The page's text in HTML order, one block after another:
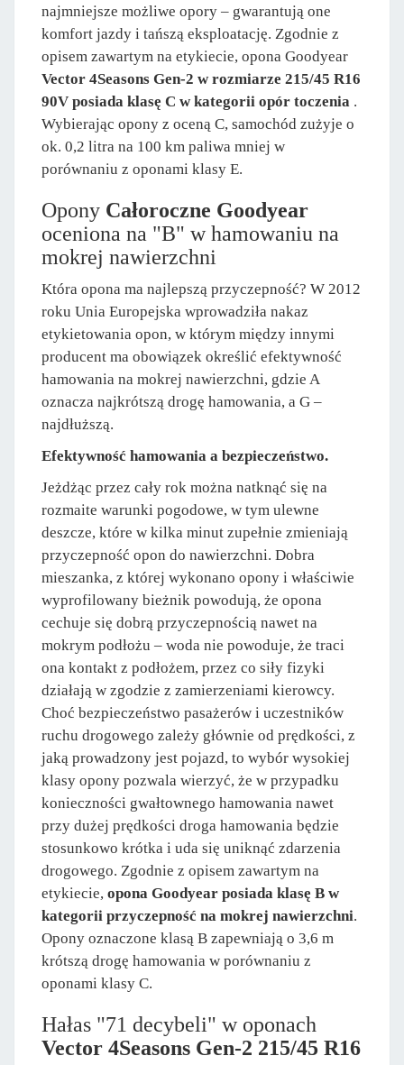
najmniejsze możliwe opory – gwarantują one
komfort jazdy i tańszą eksploatację. Zgodnie z
opisem zawartym na etykiecie, opona Goodyear
Vector 4Seasons Gen-2 w rozmiarze 215/45 R16
90V posiada klasę C w kategorii opór toczenia .
Wybierając opony z oceną C, samochód zużyje o
ok. 0,2 litra na 100 km paliwa mniej w
porównaniu z oponami klasy E.
Opony Całoroczne Goodyear
oceniona na "B" w hamowaniu na
mokrej nawierzchni
Która opona ma najlepszą przyczepność? W 2012
roku Unia Europejska wprowadziła nakaz
etykietowania opon, w którym między innymi
producent ma obowiązek określić efektywność
hamowania na mokrej nawierzchni, gdzie A
oznacza najkrótszą drogę hamowania, a G –
najdłuższą.
Efektywność hamowania a bezpieczeństwo.
Jeżdżąc przez cały rok można natknąć się na
rozmaite warunki pogodowe, w tym ulewne
deszcze, które w kilka minut zupełnie zmieniają
przyczepność opon do nawierzchni. Dobra
mieszanka, z której wykonano opony i właściwie
wyprofilowany bieżnik powodują, że opona
cechuje się dobrą przyczepnością nawet na
mokrym podłożu – woda nie powoduje, że traci
ona kontakt z podłożem, przez co siły fizyki
działają w zgodzie z zamierzeniami kierowcy.
Choć bezpieczeństwo pasażerów i uczestników
ruchu drogowego zależy głównie od prędkości, z
jaką prowadzony jest pojazd, to wybór wysokiej
klasy opony pozwala wierzyć, że w przypadku
konieczności gwałtownego hamowania nawet
przy dużej prędkości droga hamowania będzie
stosunkowo krótka i uda się uniknąć zdarzenia
drogowego. Zgodnie z opisem zawartym na
etykiecie, opona Goodyear posiada klasę B w
kategorii przyczepność na mokrej nawierzchni.
Opony oznaczone klasą B zapewniają o 3,6 m
krótszą drogę hamowania w porównaniu z
oponami klasy C.
Hałas "71 decybeli" w oponach
Vector 4Seasons Gen-2 215/45 R16